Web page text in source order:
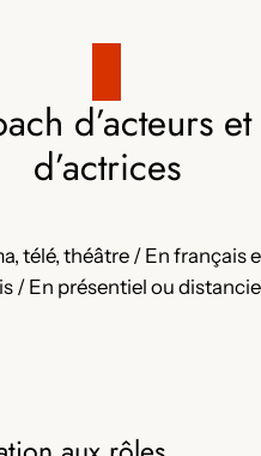
d’acteurs et
d’actrices
télé, théâtre / En français
/ En présentiel ou